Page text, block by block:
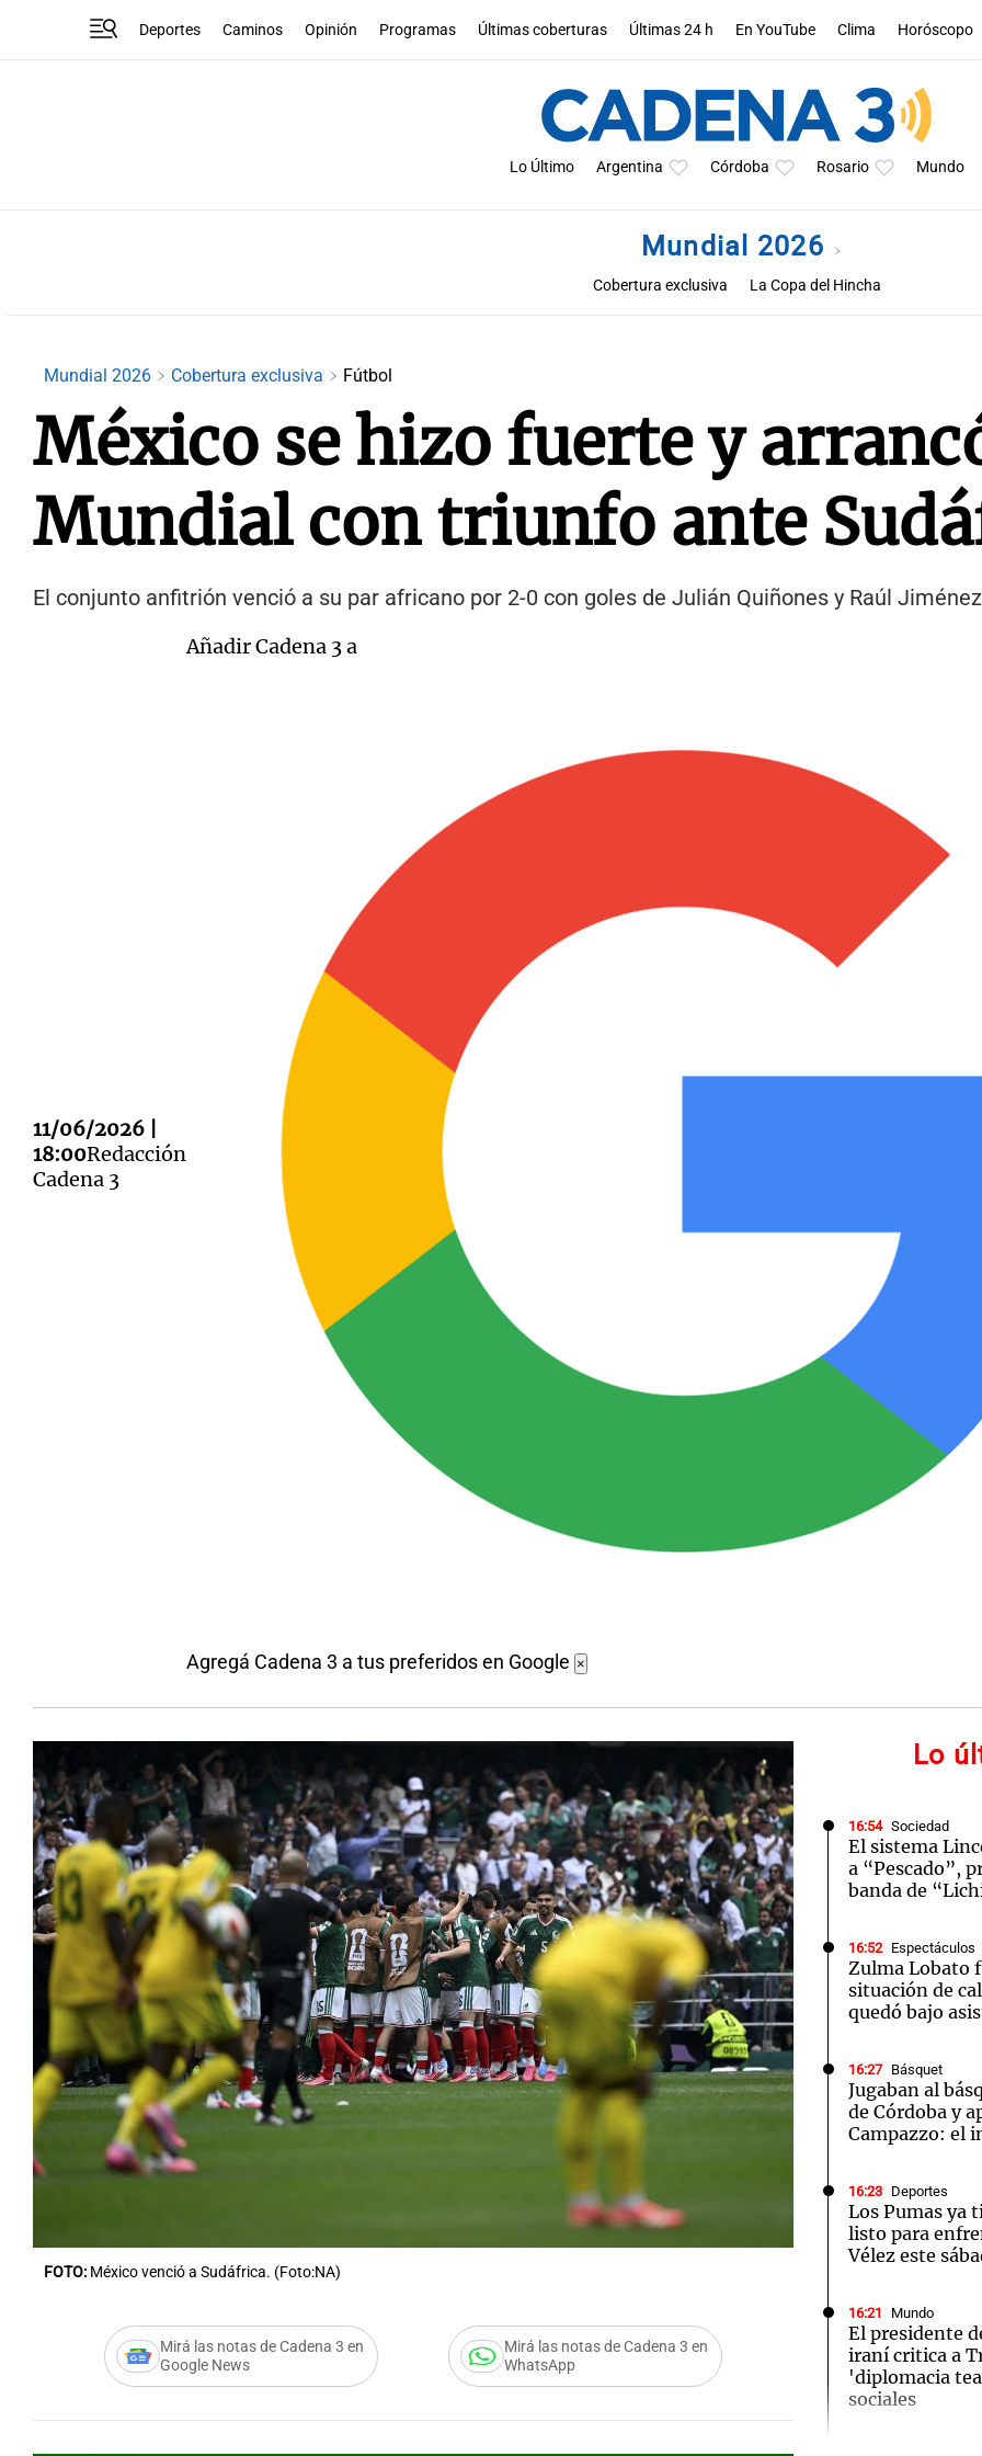
Deportes Caminos Opinión Programas Últimas coberturas Últimas 24 h En YouTube Clima Horóscopo
Lo Último Argentina Córdoba Rosario Mundo
Mundial 2026
Cobertura exclusiva La Copa del Hincha
Mundial 2026 Cobertura exclusiva Fútbol
México se hizo fuerte y
Mundial con triunfo ante
El conjunto anfitrión venció a su par africano por 2-0 con goles de Julián Quiñones y Raúl
11/06/2026 |
18:00Redacción
Cadena 3
Añadir Cadena 3 a
Agregá Cadena 3 a tus preferidos en Google ×
FOTO: México venció a Sudáfrica. (Foto:NA)
Mirá las notas de Cadena 3 en
Google News
Mirá las notas de Cadena 3 en
WhatsApp
Lo
16:54 Sociedad
El sistema
a “Pescado”,
banda de
16:52 Espectáculos
Zulma Lobato
situación de
quedó bajo
16:27 Básquet
Jugaban al
de Córdoba y
Campazzo: el
16:23 Deportes
Los Pumas ya
listo para
Vélez este
16:21 Mundo
El presidente
iraní critica a
'diplomacia
sociales
Audio.
Notas
Editorial
Notas
Mundial 2026 La Sole en Cadena 3